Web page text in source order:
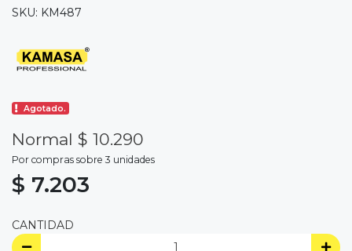
SKU: KM487
Agotado.
Normal $ 10.290
Por compras sobre 3 unidades
$ 7.203
CANTIDAD